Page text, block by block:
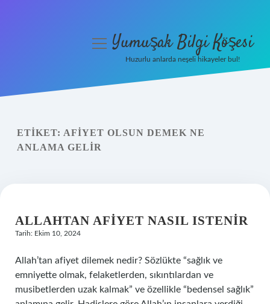
Yasal Uyarı
menüyüYumuşak Bilgi Köşesi
Huzurlu anlarda neşeli hikayeler bul!
ETIKET: AFIYET OLSUN DEMEK NE
ANLAMA GELIR
ALLAHTAN AFIYET NASIL ISTENIR
Tarih: Ekim 10, 2024
Allah’tan afiyet dilemek nedir? Sözlükte “sağlık ve
emniyette olmak, felaketlerden, sıkıntılardan ve
musibetlerden uzak kalmak” ve özellikle “bedensel sağlık”